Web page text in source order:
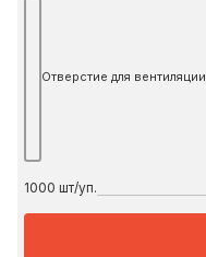
Отверстие для вентиляции
1000 шт/уп.